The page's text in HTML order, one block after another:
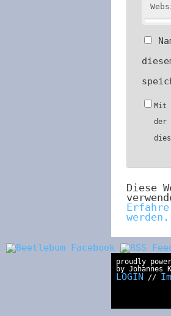
Mit
der
Diese
werden.
proudly
by Johannes
LOGIN //